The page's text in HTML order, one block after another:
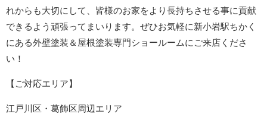
れからも大切にして、皆様のお家をより長持ちさせる事に貢献
できるよう頑張ってまいります。ぜひお気軽に新小岩駅ちかく
にある外壁塗装＆屋根塗装専門ショールームにご来店くださ
い！
【ご対応エリア】
江戸川区・葛飾区周辺エリア